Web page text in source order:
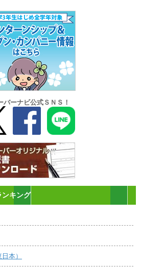
バーナビ公式ＳＮＳ！
ンキング
本）